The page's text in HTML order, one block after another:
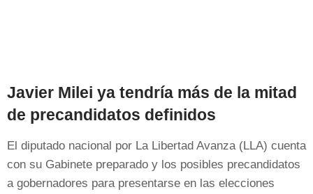
Javier Milei ya tendría más de la mitad
de precandidatos definidos
El diputado nacional por La Libertad Avanza (LLA) cuenta
con su Gabinete preparado y los posibles precandidatos
a gobernadores para presentarse en las elecciones